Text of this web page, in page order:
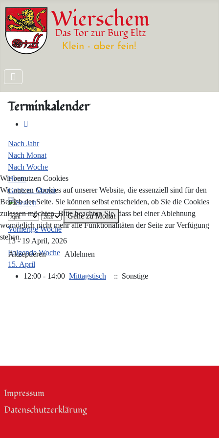
Terminkalender
Nach Jahr
Nach Monat
Nach Woche
Heute
Gehe zu Monat
Gehe zu Monat
Vorherige Woche
13 - 19 April, 2026
Folgende Woche
15. April
12:00 - 14:00 Mittagstisch :: Sonstige
Impressum
Datenschutzerklärung
Wir benutzen Cookies
Wir nutzen Cookies auf unserer Website, die essenziell sind für den
Betrieb der Seite. Sie können selbst entscheiden, ob Sie die Cookies
zulassen möchten. Bitte beachten Sie, dass bei einer Ablehnung
womöglich nicht mehr alle Funktionalitäten der Seite zur Verfügung
stehen.
Akzeptieren Ablehnen